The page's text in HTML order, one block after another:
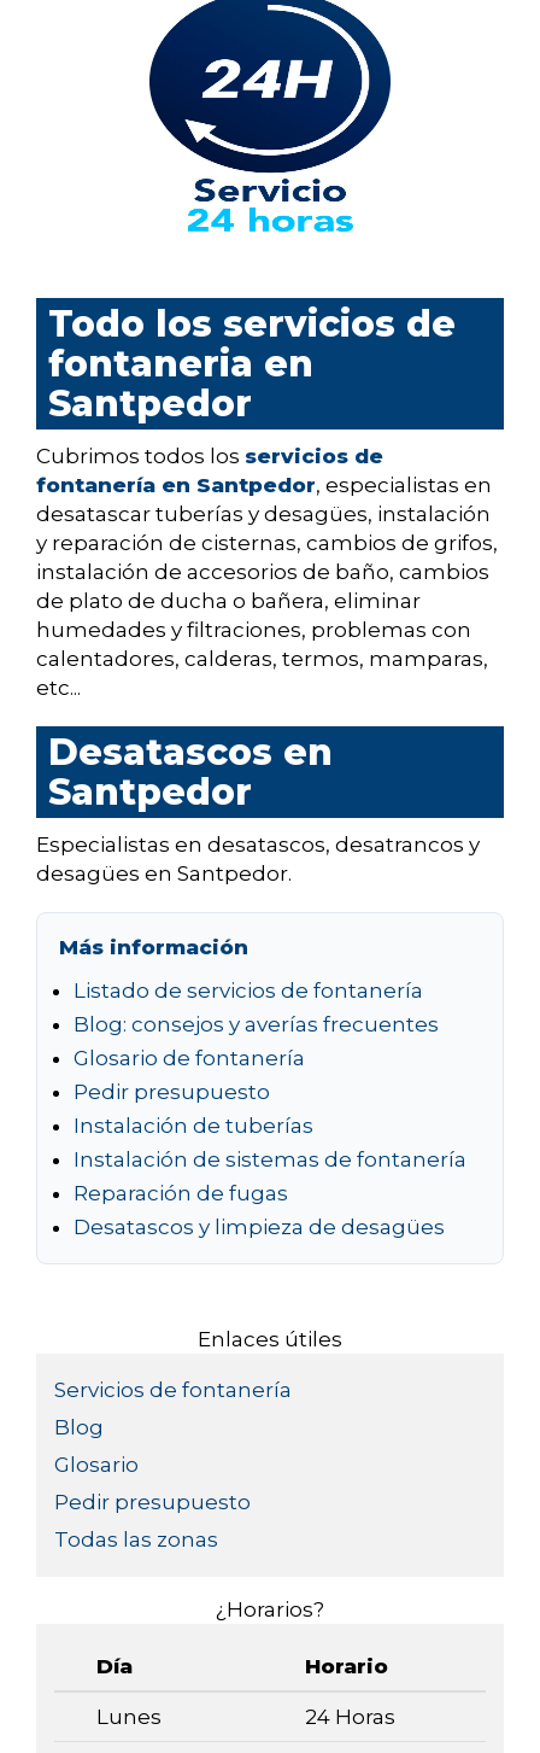
Todo los servicios de
fontaneria en
Santpedor
Cubrimos todos los servicios de
fontanería en Santpedor, especialistas en
desatascar tuberías y desagües, instalación
y reparación de cisternas, cambios de grifos,
instalación de accesorios de baño, cambios
de plato de ducha o bañera, eliminar
humedades y filtraciones, problemas con
calentadores, calderas, termos, mamparas,
etc...
Desatascos en
Santpedor
Especialistas en desatascos, desatrancos y
desagües en Santpedor.
Más información
Listado de servicios de fontanería
Blog: consejos y averías frecuentes
Glosario de fontanería
Pedir presupuesto
Instalación de tuberías
Instalación de sistemas de fontanería
Reparación de fugas
Desatascos y limpieza de desagües
Enlaces útiles
Servicios de fontanería
Blog
Glosario
Pedir presupuesto
Todas las zonas
¿Horarios?
Día Horario
Lunes 24 Horas